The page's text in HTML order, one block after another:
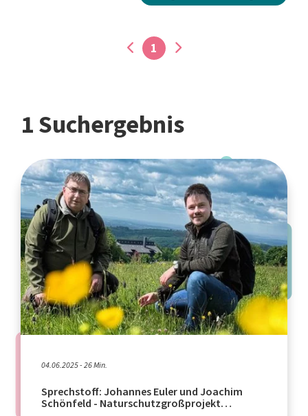
1
1 Suchergebnis
04.06.2025 - 26 Min.
Sprechstoff: Johannes Euler und Joachim
Schönfeld - Naturschutzgroßprojekt